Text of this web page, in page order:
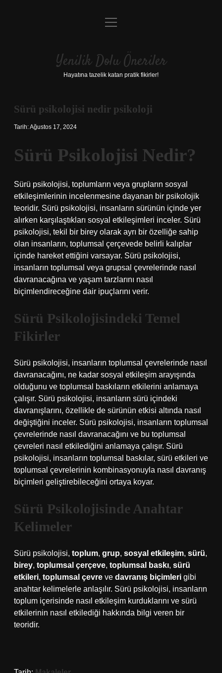
Anasayfa
Yasal Uyarı
menüyü
Yenilik Dolu Öneriler
Hayatına tazelik katan pratik fikirler!
Sürü psikolojisi nedir psikoloji
Tarih: Ağustos 17, 2024
Sürü Psikolojisi Nedir?
Sürü psikolojisi, toplumların veya grupların sosyal
etkileşimlerinin incelenmesine dayanan bir psikolojik
teoridir. Sürü psikolojisi, insanların sürünün içinde yer
alırken karşılaştıkları sosyal etkileşimleri inceler. Sürü
psikolojisi, tekil bir birey olarak ayrı bir özelliğe sahip
olan insanların, toplumsal çerçevede belirli kalıplar
içinde hareket ettiğini varsayar. Sürü psikolojisi,
insanların toplumsal veya grupsal çevrelerinde nasıl
davranacağına ve yaşam tarzlarını nasıl
biçimlendireceğine dair ipuçlarını verir.
Sürü Psikolojisindeki Temel
Fikirler
Sürü psikolojisi, insanların toplumsal çevrelerinde nasıl
davranacağını, ne kadar sosyal etkileşim arayışında
olduğunu ve toplumsal baskıların etkilerini anlamaya
çalışır. Sürü psikolojisi, insanların sürü içindeki
davranışlarını, özellikle de sürünün etkisi altında nasıl
değiştiğini inceler. Sürü psikolojisi, insanların toplumsal
çevrelerinde nasıl davranacağını ve bu toplumsal
çevreleri nasıl etkilediğini anlamaya çalışır. Sürü
psikolojisi, insanların toplumsal baskılar, sürü etkileri ve
toplumsal çevrelerinin kombinasyonuyla nasıl davranış
biçimleri geliştirebileceğini ortaya koyar.
Sürü Psikolojisinde Anahtar
Kelimeler
Sürü psikolojisi, toplum, grup, sosyal etkileşim, sürü,
birey, toplumsal çerçeve, toplumsal baskı, sürü
etkileri, toplumsal çevre ve davranış biçimleri gibi
anahtar kelimelerle anlaşılır. Sürü psikolojisi, insanların
toplum içerisinde nasıl etkileşim kurduklarını ve sürü
etkilerinin nasıl etkilediği hakkında bilgi veren bir
teoridir.